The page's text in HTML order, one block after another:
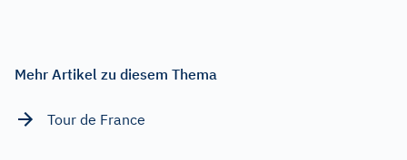
Mehr Artikel zu diesem Thema
Tour de France